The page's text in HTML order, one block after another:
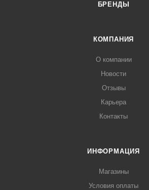
БРЕНДЫ
КОМПАНИЯ
О компании
Новости
Отзывы
Карьера
Контакты
ИНФОРМАЦИЯ
Магазины
Условия оплаты